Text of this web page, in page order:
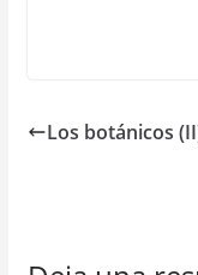
Los botánicos